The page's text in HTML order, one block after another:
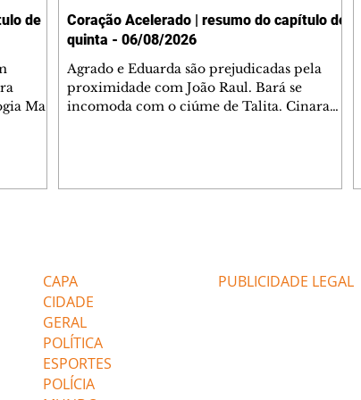
de
Mau
Coração Acelerado | resumo do capítulo de
quinta - 06/08/2026
Agrado e Eduarda são prejudicadas pela
proximidade com João Raul. Bará se
incomoda com o ciúme de Talita. Cinara
ajudar João Raul sem prejudicar a amiga.
CAPA
CIDADE
GERAL
POLÍTICA
ESPORTES
POLÍCIA
PUBLICIDADE LEGAL